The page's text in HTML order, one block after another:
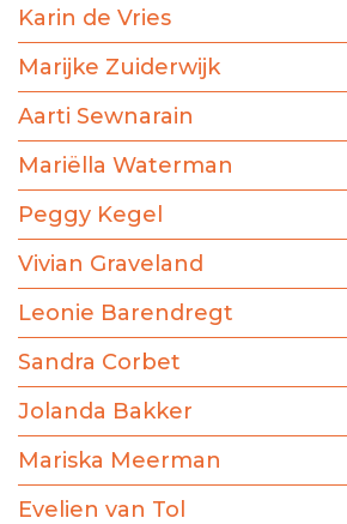
Karin de Vries
Marijke Zuiderwijk
Aarti Sewnarain
Mariëlla Waterman
Peggy Kegel
Vivian Graveland
Leonie Barendregt
Sandra Corbet
Jolanda Bakker
Mariska Meerman
Evelien van Tol